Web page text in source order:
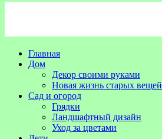
Главная
Дом
Декор своими руками
Новая жизнь старых вещей
Сад и огород
Грядки
Ландшафтный дизайн
Уход за цветами